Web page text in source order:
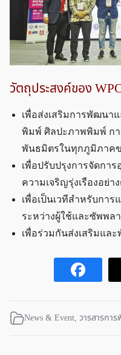
วัตถุประสงค์ของ
เพื่อส่งเสริมการพัฒนา
พิมพ์ ศิลปะภาพพิมพ์ ก
พันธมิตรในทุกภูมิภาค
เพื่อปรับปรุงการจัดกา
ความเจริญรุ่งเรืองอย่
เพื่อเป็นเวทีสำหรับกา
ระหว่างผู้ใช้และซัพพล
เพื่อร่วมกันส่งเสริมแล
News & Event, วารสารกา